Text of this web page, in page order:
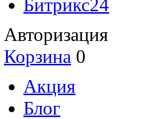
Битрикс24
Авторизация
Корзина 0
Акция
Блог